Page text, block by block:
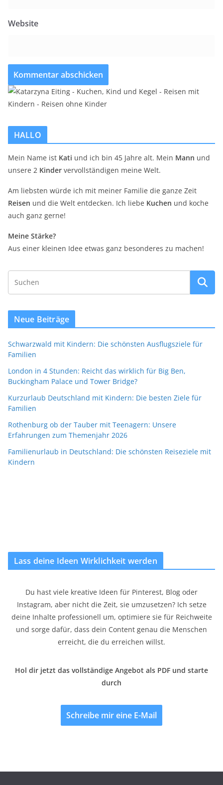
Website
HALLO
Mein Name ist Kati und ich bin 45 Jahre alt. Mein Mann und
unsere 2 Kinder vervollständigen meine Welt.
Am liebsten würde ich mit meiner Familie die ganze Zeit
Reisen und die Welt entdecken. Ich liebe Kuchen und koche
auch ganz gerne!
Meine Stärke?
Aus einer kleinen Idee etwas ganz besonderes zu machen!
Neue Beiträge
Schwarzwald mit Kindern: Die schönsten Ausflugsziele für
Familien
London in 4 Stunden: Reicht das wirklich für Big Ben,
Buckingham Palace und Tower Bridge?
Kurzurlaub Deutschland mit Kindern: Die besten Ziele für
Familien
Rothenburg ob der Tauber mit Teenagern: Unsere
Erfahrungen zum Themenjahr 2026
Familienurlaub in Deutschland: Die schönsten Reiseziele mit
Kindern
Lass deine Ideen Wirklichkeit werden
Du hast viele kreative Ideen für Pinterest, Blog oder
Instagram, aber nicht die Zeit, sie umzusetzen? Ich setze
deine Inhalte professionell um, optimiere sie für Reichweite
und sorge dafür, dass dein Content genau die Menschen
erreicht, die du erreichen willst.
Hol dir jetzt das vollständige Angebot als PDF und starte
durch
Schreibe mir eine E-Mail